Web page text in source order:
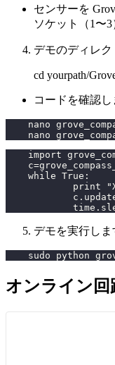
センサーを
ソケット（1〜3
デモのディレク
cd yourpath/
コードを確認し
nano
nano
import
    while True:
print
デモを実行しま
sudo python
オンライン回